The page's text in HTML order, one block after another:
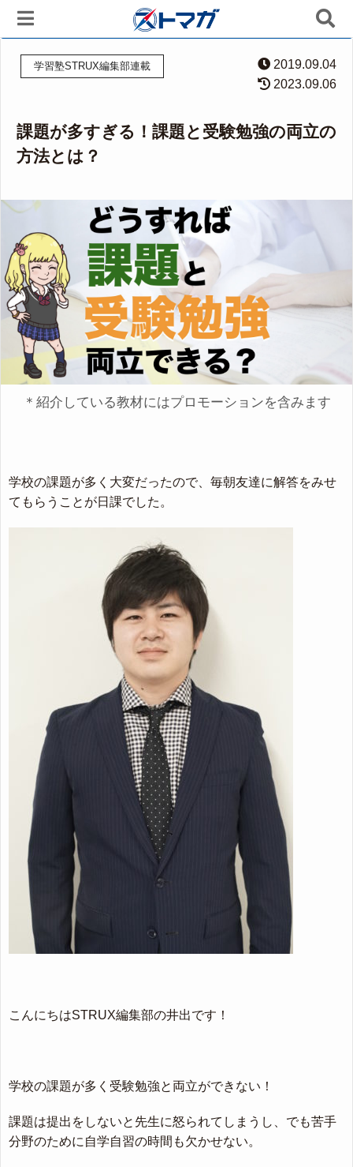
学習塾STRUX編集部連載
2019.09.04
2023.09.06
課題が多すぎる！課題と受験勉強の両立の
方法とは？
＊紹介している教材にはプロモーションを含みます
学校の課題が多く大変だったので、毎朝友達に解答をみせ
てもらうことが日課でした。
こんにちはSTRUX編集部の井出です！
学校の課題が多く受験勉強と両立ができない！
課題は提出をしないと先生に怒られてしまうし、でも苦手
分野のために自学自習の時間も欠かせない。